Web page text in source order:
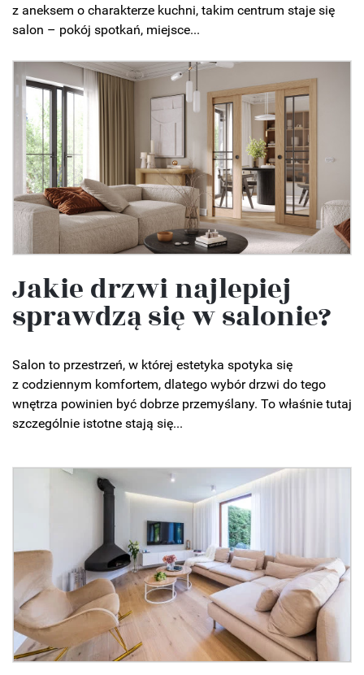
z aneksem o charakterze kuchni, takim centrum staje się
salon – pokój spotkań, miejsce...
Jakie drzwi najlepiej
sprawdzą się w salonie?
Salon to przestrzeń, w której estetyka spotyka się
z codziennym komfortem, dlatego wybór drzwi do tego
wnętrza powinien być dobrze przemyślany. To właśnie tutaj
szczególnie istotne stają się...